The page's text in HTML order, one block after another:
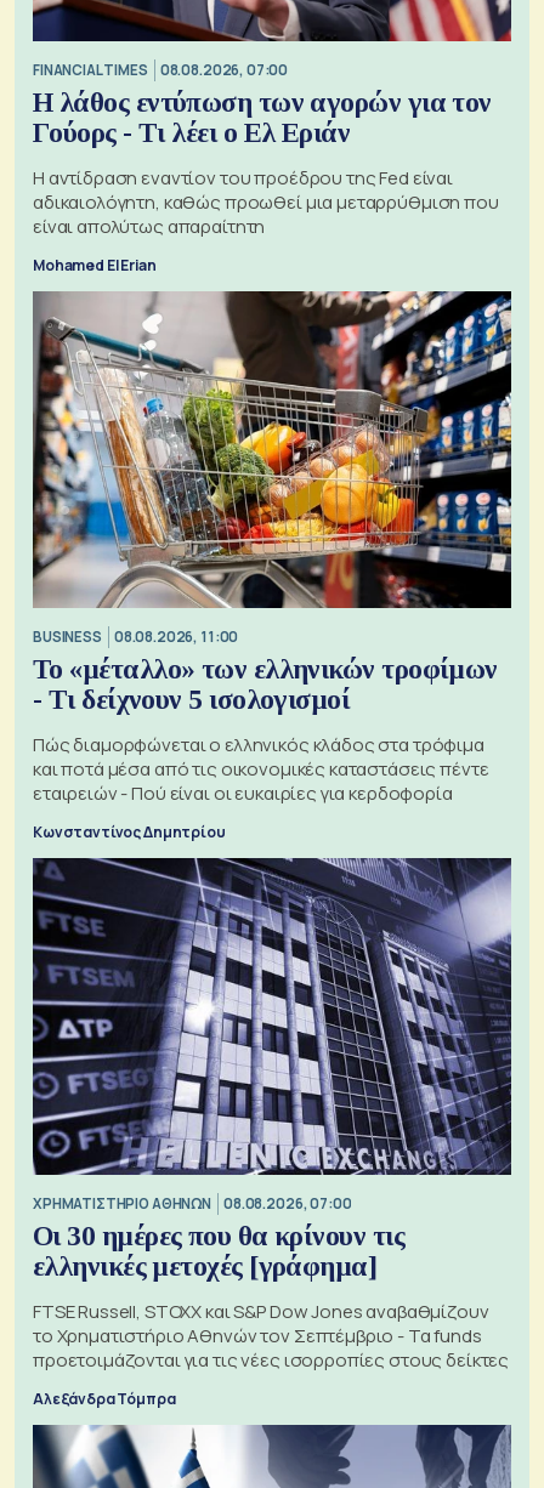
FINANCIAL TIMES 08.08.2026, 07:00
Η λάθος εντύπωση των αγορών για τον
Γούορς - Τι λέει ο Ελ Εριάν
Η αντίδραση εναντίον του προέδρου της Fed είναι
αδικαιολόγητη, καθώς προωθεί μια μεταρρύθμιση που
είναι απολύτως απαραίτητη
Mohamed El Erian
BUSINESS 08.08.2026, 11:00
Το «μέταλλο» των ελληνικών τροφίμων
- Τι δείχνουν 5 ισολογισμοί
Πώς διαμορφώνεται ο ελληνικός κλάδος στα τρόφιμα
και ποτά μέσα από τις οικονομικές καταστάσεις πέντε
εταιρειών - Πού είναι οι ευκαιρίες για κερδοφορία
Κωνσταντίνος Δημητρίου
XΡΗΜΑΤΙΣΤΗΡΙΟ ΑΘΗΝΩΝ 08.08.2026, 07:00
Οι 30 ημέρες που θα κρίνουν τις
ελληνικές μετοχές [γράφημα]
FTSE Russell, STOXX και S&P Dow Jones αναβαθμίζουν
το Χρηματιστήριο Αθηνών τον Σεπτέμβριο - Τα funds
προετοιμάζονται για τις νέες ισορροπίες στους δείκτες
Αλεξάνδρα Τόμπρα